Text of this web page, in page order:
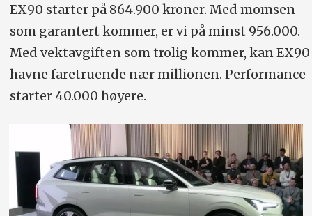
5030/1740/1960 (uten speil).
Akselavstand:2985 mm.Bakkeklaring:
208 mm.
Hengervekt:2200 kg.
Hjuldimensjon:21 tommer standard, 22
tommer som tilvalg.
Bagasjerom:655 liter (andre seterad),
310 liter (tredje seterad), inkl 65 liter
EX90 starter på 864.900 kroner. Med momsen
som garantert kommer, er vi på minst 956.000.
Med vektavgiften som trolig kommer, kan EX90
havne faretruende nær millionen. Performance
starter 40.000 høyere.